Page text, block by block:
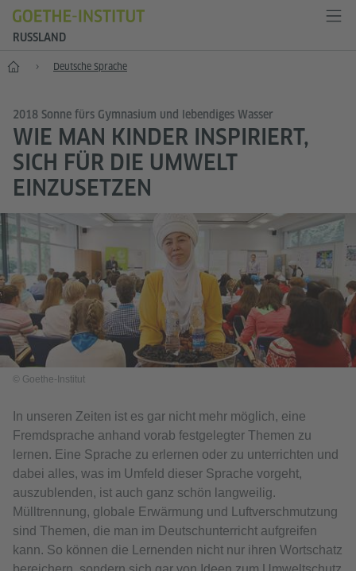
RUSSLAND
Start Deutsche Sprache
2018 Sonne fürs Gymnasium und lebendiges Wasser
WIE MAN KINDER INSPIRIERT,
SICH FÜR DIE UMWELT
EINZUSETZEN
© Goethe-Institut
In unseren Zeiten ist es gar nicht mehr möglich, eine
Fremdsprache anhand vorab festgelegter Themen zu
lernen. Eine Sprache zu erlernen oder zu unterrichten und
dabei alles, was im Umfeld dieser Sprache vorgeht,
auszublenden, ist auch ganz schön langweilig.
Mülltrennung, globale Erwärmung und Luftverschmutzung
sind Themen, die man im Deutschunterricht aufgreifen
kann. So können die Lernenden nicht nur ihren Wortschatz